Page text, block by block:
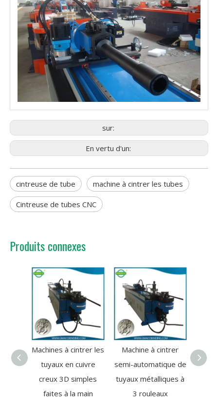
sur:
En vertu d'un:
cintreuse de tube machine à cintrer les tubes
Cintreuse de tubes CNC
Produits connexes
Machines à cintrer les
tuyaux en cuivre
creux 3D simples
faites à la main
Machine à cintrer
semi-automatique de
tuyaux métalliques à
3 rouleaux
tubes